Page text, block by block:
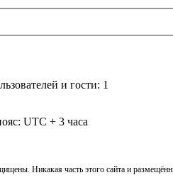
и гости: 1
UTC + 3 часа
Никакая часть этого сайта и